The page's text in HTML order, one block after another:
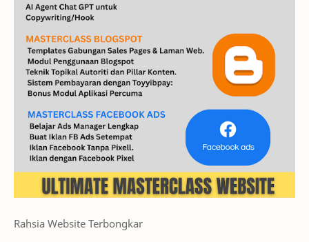
Rahsia Website Terbongkar